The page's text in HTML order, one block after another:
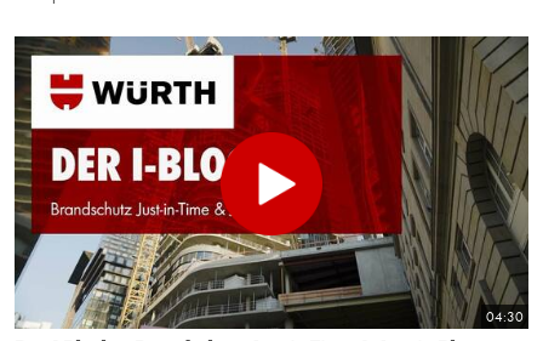
04:30